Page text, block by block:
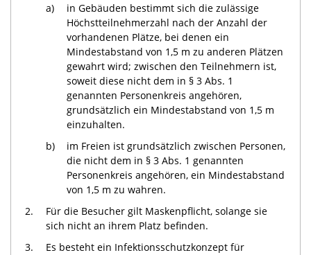
a)
in Gebäuden bestimmt sich die zulässige
Höchstteilnehmerzahl nach der Anzahl der
vorhandenen Plätze, bei denen ein
Mindestabstand von 1,5 m zu anderen Plätzen
gewahrt wird; zwischen den Teilnehmern ist,
soweit diese nicht dem in § 3 Abs. 1
genannten Personenkreis angehören,
grundsätzlich ein Mindestabstand von 1,5 m
einzuhalten.
b)
im Freien ist grundsätzlich zwischen Personen,
die nicht dem in § 3 Abs. 1 genannten
Personenkreis angehören, ein Mindestabstand
von 1,5 m zu wahren.
2.
Für die Besucher gilt Maskenpflicht, solange sie
sich nicht an ihrem Platz befinden.
3.
Es besteht ein Infektionsschutzkonzept für